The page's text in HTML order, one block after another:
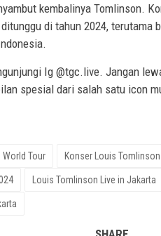
kembalinya Tomlinson.
di tahun 2024, terutama
Ig @tgc.live. Jangan
spesial dari salah satu icon
World Tour Konser Louis
Louis Tomlinson Live in Jakarta